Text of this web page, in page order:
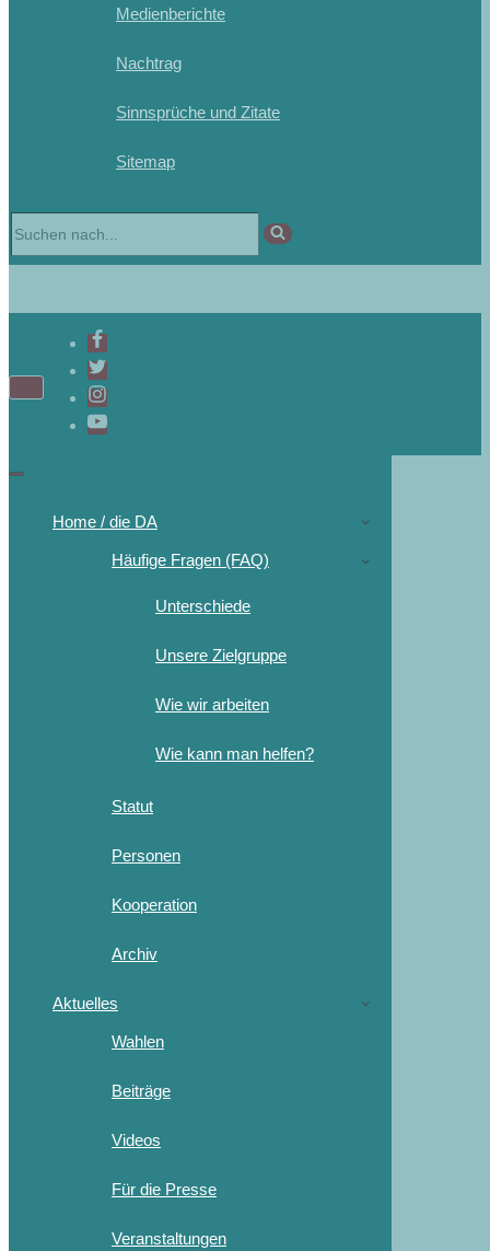
Medienberichte
Nachtrag
Sinnsprüche und Zitate
Sitemap
Home / die DA
Häufige Fragen (FAQ)
Unterschiede
Unsere Zielgruppe
Wie wir arbeiten
Wie kann man helfen?
Statut
Personen
Kooperation
Archiv
Aktuelles
Wahlen
Beiträge
Videos
Für die Presse
Veranstaltungen